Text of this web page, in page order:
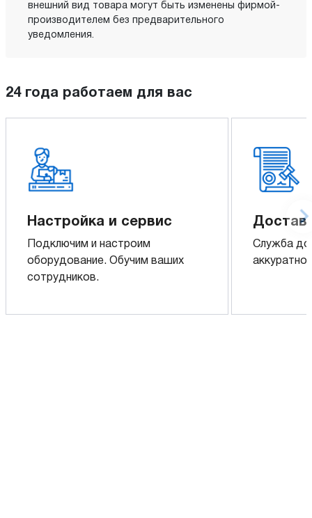
внешний вид товара могут быть изменены фирмой-
производителем без предварительного
уведомления.
24 года работаем для вас
Настройка и сервис
Подключим и настроим
оборудование. Обучим ваших
сотрудников.
Служба
аккуратно